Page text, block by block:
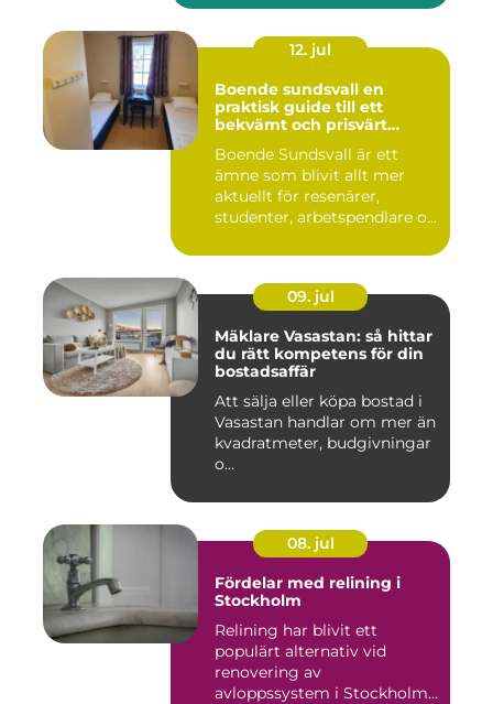
12. jul
Boende sundsvall en
praktisk guide till ett
bekvämt och prisvärt
Boende Sundsvall är ett
ämne som blivit allt mer
aktuellt för resenärer,
studenter, arbetspendlare o...
09. jul
Mäklare Vasastan: så hittar
du rätt kompetens för din
bostadsaffär
Att sälja eller köpa bostad i
Vasastan handlar om mer än
kvadratmeter, budgivningar
o...
08. jul
Fördelar med relining i
Stockholm
Relining har blivit ett
populärt alternativ vid
renovering av
avloppssystem i Stockholm.